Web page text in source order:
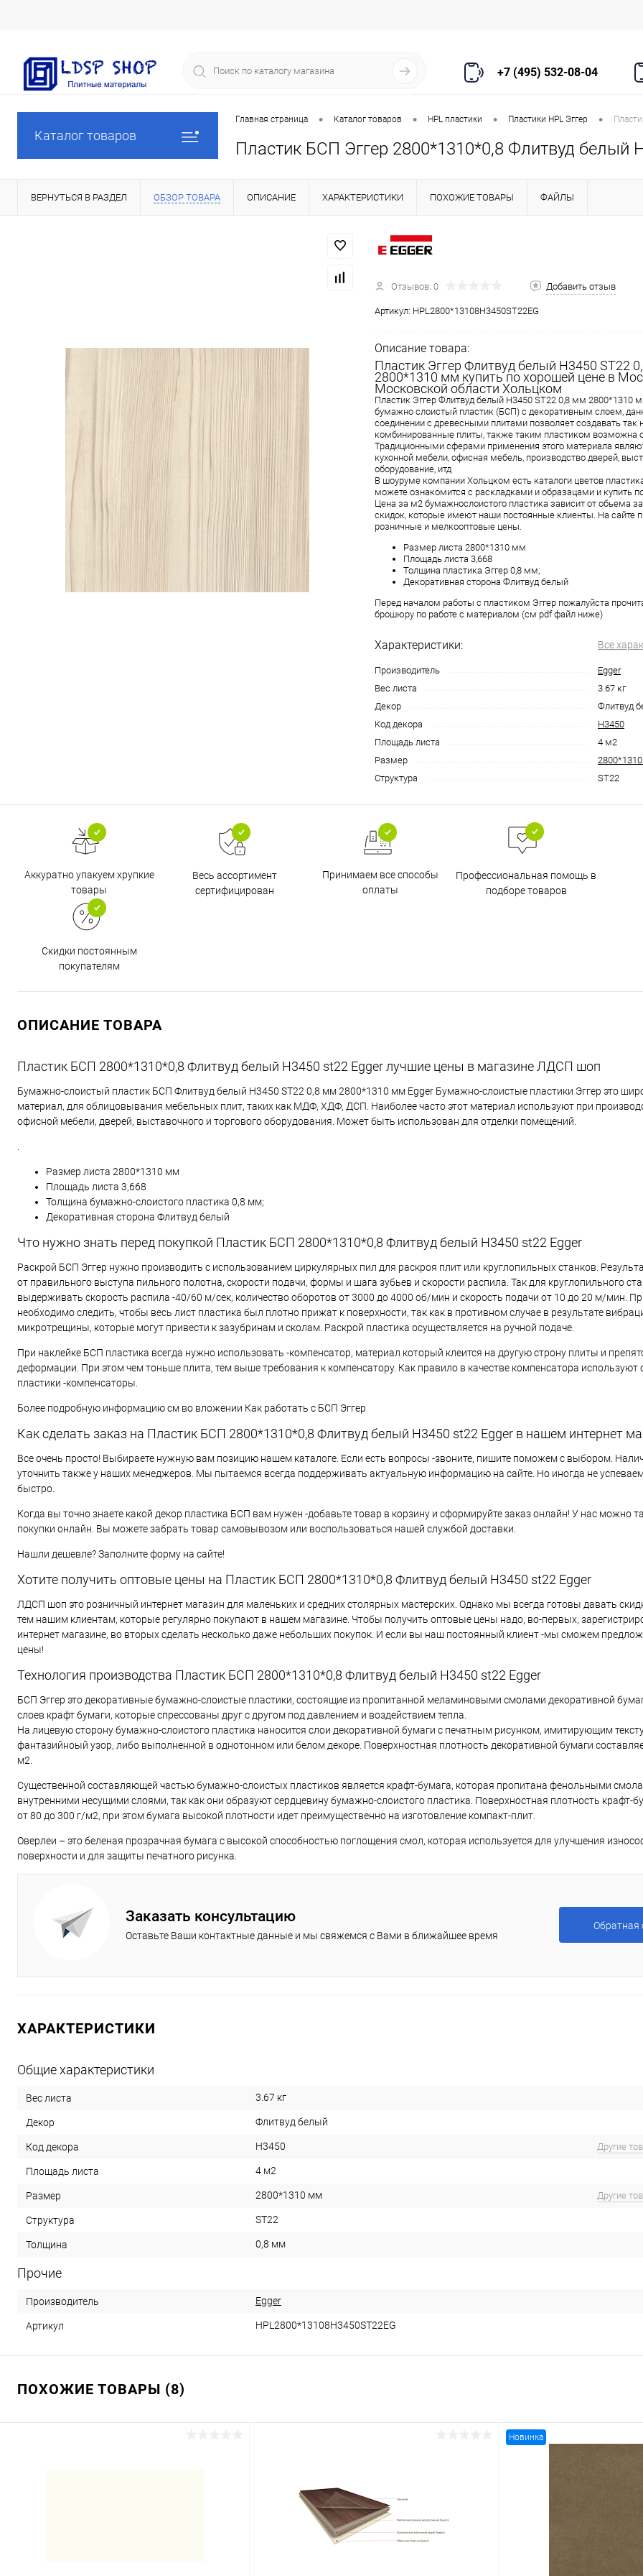
+7 (495) 532-08-04
Каталог товаров
Главная страница • Каталог товаров • HPL пластики • Пластики HPL Эггер •
Пластик БСП Эггер 2800*1310*0,8 Флитвуд белый
ВЕРНУТЬСЯ В РАЗДЕЛ ОБЗОР ТОВАРА ОПИСАНИЕ ХАРАКТЕРИСТИКИ ПОХОЖИЕ ТОВАРЫ ФАЙЛЫ
Отзывов: 0 Добавить отзыв
Артикул: HPL2800*13108Н3450SТ22EG
Описание товара:
Пластик Эггер Флитвуд белый Н3450 SТ22
2800*1310 мм купить по хорошей цене в
Московской области Хольцком
Пластик Эггер Флитвуд белый Н3450 SТ22 0,8 мм 2800*1310
бумажно слоистый пластик (БСП) с декоративным слоем,
соединении с древесными плитами позволяет создавать
комбинированные плиты, также таким пластиком возможна
Традиционными сферами применения этого материала
кухонной мебели, офисная мебель, производство дверей,
оборудование, итд
В шоуруме компании Хольцком есть каталоги цветов
можете ознакомится с раскладками и образацами и купить
Цена за м2 бумажнослоистого пластика зависит от обьема
скидок, которые имеют наши постоянные клиенты. На сайте
розничные и мелкооптовые цены.
Размер листа 2800*1310 мм
Площадь листа 3,668
Толщина пластика Эггер 0,8 мм;
Декоративная сторона Флитвуд белый
Перед началом работы с пластиком Эггер пожалуйста
брошюру по работе с материалом (см pdf файл ниже)
Характеристики: Все
Производитель
Egger
Вес листа
3.67 кг
Декор
Флитвуд
Код декора
Н3450
Площадь листа
4 м2
Размер
Структура
SТ22
Аккуратно упакуем хрупкие
товары
Весь ассортимент
сертифицирован
Принимаем все способы
оплаты
Профессиональная помощь в
подборе товаров
Скидки постоянным
покупателям
ОПИСАНИЕ ТОВАРА
Пластик БСП 2800*1310*0,8 Флитвуд белый Н3450 st22 Egger лучшие цены в магазине ЛДСП шоп
Бумажно-слоистый пластик БСП Флитвуд белый Н3450 SТ22 0,8 мм 2800*1310 мм Egger Бумажно-слоистые пластики Эггер это
материал, для облицовывания мебельных плит, таких как МДФ, ХДФ, ДСП. Наиболее часто этот материал используют при
офисной мебели, дверей, выставочного и торгового оборудования. Может быть использован для отделки помещений.
Размер листа 2800*1310 мм
Площадь листа 3,668
Толщина бумажно-слоистого пластика 0,8 мм;
Декоративная сторона Флитвуд белый
Что нужно знать перед покупкой Пластик БСП 2800*1310*0,8 Флитвуд белый Н3450 st22 Egger
Раскрой БСП Эггер нужно производить с использованием циркулярных пил для раскроя плит или круглопильных станков.
от правильного выступа пильного полотна, скорости подачи, формы и шага зубьев и скорости распила. Так для круглопильного
выдерживать скорость распила -40/60 м/сек, количество оборотов от 3000 до 4000 об/мин и скорость подачи от 10 до 20 м/мин.
необходимо следить, чтобы весь лист пластика был плотно прижат к поверхности, так как в противном случае в результате
микротрещины, которые могут привести к зазубринам и сколам. Раскрой пластика осуществляется на ручной подаче.
При наклейке БСП пластика всегда нужно использовать -компенсатор, материал который клеится на другую строну плиты и
деформации. При этом чем тоньше плита, тем выше требования к компенсатору. Как правило в качестве компенсатора используют
пластики -компенсаторы.
Более подробную информацию см во вложении Как работать с БСП Эггер
Как сделать заказ на Пластик БСП 2800*1310*0,8 Флитвуд белый Н3450 st22 Egger в нашем интернет
Все очень просто! Выбираете нужную вам позицию нашем каталоге. Если есть вопросы -звоните, пишите поможем с выбором.
уточнить также у наших менеджеров. Мы пытаемся всегда поддерживать актуальную информацию на сайте. Но иногда не
быстро.
Когда вы точно знаете какой декор пластика БСП вам нужен -добавьте товар в корзину и сформируйте заказ онлайн! У нас можно
покупки онлайн. Вы можете забрать товар самовывозом или воспользоваться нашей службой доставки.
Нашли дешевле? Заполните форму на сайте!
Хотите получить оптовые цены на Пластик БСП 2800*1310*0,8 Флитвуд белый Н3450 st22 Egger
ЛДСП шоп это розничный интернет магазин для маленьких и средних столярных мастерских. Однако мы всегда готовы давать
тем нашим клиентам, которые регулярно покупают в нашем магазине. Чтобы получить оптовые цены надо, во-первых,
интернет магазине, во вторых сделать несколько даже небольших покупок. И если вы наш постоянный клиент -мы сможем
цены!
Технология производства Пластик БСП 2800*1310*0,8 Флитвуд белый Н3450 st22 Egger
БСП Эггер это декоративные бумажно-слоистые пластики, состоящие из пропитанной меламиновыми смолами декоративной
слоев крафт бумаги, которые спрессованы друг с другом под давлением и воздействием тепла.
На лицевую сторону бумажно-слоистого пластика наносится слои декоративной бумаги с печатным рисунком, имитирующим
фантазийноый узор, либо выполненной в однотонном или белом декоре. Поверхностная плотность декоративной бумаги
м2.
Существенной составляющей частью бумажно-слоистых пластиков является крафт-бумага, которая пропитана фенольными
внутренними несущими слоями, так как они образуют сердцевину бумажно-слоистого пластика. Поверхностная плотность крафт-
от 80 до 300 г/м2, при этом бумага высокой плотности идет преимущественно на изготовление компакт-плит.
Оверлеи – это беленая прозрачная бумага с высокой способностью поглощения смол, которая используется для улучшения
поверхности и для защиты печатного рисунка.
Заказать консультацию
Оставьте Ваши контактные данные и мы свяжемся с Вами в ближайшее время
Обратная
ХАРАКТЕРИСТИКИ
Общие характеристики
Вес листа 3.67 кг
Декор Флитвуд белый
Код декора Н3450 Другие
Площадь листа 4 м2
Размер 2800*1310 мм Другие
Структура SТ22
Толщина 0,8 мм
Прочие
Производитель Egger
Артикул HPL2800*13108Н3450SТ22EG
ПОХОЖИЕ ТОВАРЫ (8)
Новинка